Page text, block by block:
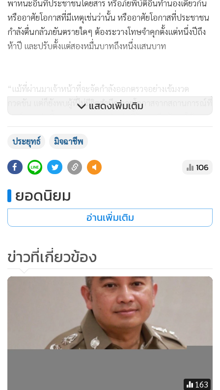
พาหนะอื่นที่ประชาชนโดยสาร หรือภัยพิบัติอื่นทำนองเดียวกัน
หรืออาศัยโอกาสที่มีเหตุเช่นว่านั้น หรืออาศัยโอกาสที่ประชาชน
กำลังตื่นกลัวภยันตรายใดๆ ต้องระวางโทษจำคุกตั้งแต่หนึ่งปีถึง
ห้าปี และปรับตั้งแต่สองหมื่นบาทถึงหนึ่งแสนบาท
“แม้ที่ผ่านมาเจ้าหน้าที่จะจัดกำลังออกตรวจอย่างเข้มงวด
กวดขัน แต่ก็ยังพบผู้ที่ไม่มีจิตสำนึก ฉวยโอกาสจากสถานการณ์ที่
ทุกข์ยากเช่นนี้ หากพบการกระทำเช่นนี้รัฐบาลยืนยันจะให้
น.ส.ทิพานัน กล่าวว่า รัฐบาลโดย พล.อ ประยุทธ์ จันทร์โอชา
ห่วงใยพี่น้องประชาชนที่ห่วงทรัพย์สินในบ้าน แม้จะมีมาตรการ
เยียวยาช่วยเหลือบางส่วน แต่ทรัพย์สินบางอย่างมีค่าต่อจิตใจ ใน
เบื้องต้นนั้นหากเป็นไปได้ขอให้ตรวจตราความแน่นหนาของ
ประตู หน้าต่าง ตรวจอุปกรณ์ไฟฟ้าและตัดกระแสไฟฟ้า เก็บ
และกำชับเจ้าหน้าที่เกี่ยวข้องดูแลชีวิตและทรัพย์สินอย่างต่อ
เนื่องและจะเข้มข้นขึ้นด้วย อย่างไรก็ตาม ขอความร่วมมือจาก
ประชาชนช่วยกันเป็นหูเป็นตา หรือพบสิ่งใดผิดปกติให้แจ้งเจ้า
หน้าที่ หรือโทร.แจ้งหมายเลข 191 สายด่วนสำหรับแจ้งเหตุด่วน
แสดงเพิ่มเติม
ประยุทธ์ มิจฉาชีพ
106
ยอดนิยม
อ่านเพิ่มเติม
ข่าวที่เกี่ยวข้อง
163